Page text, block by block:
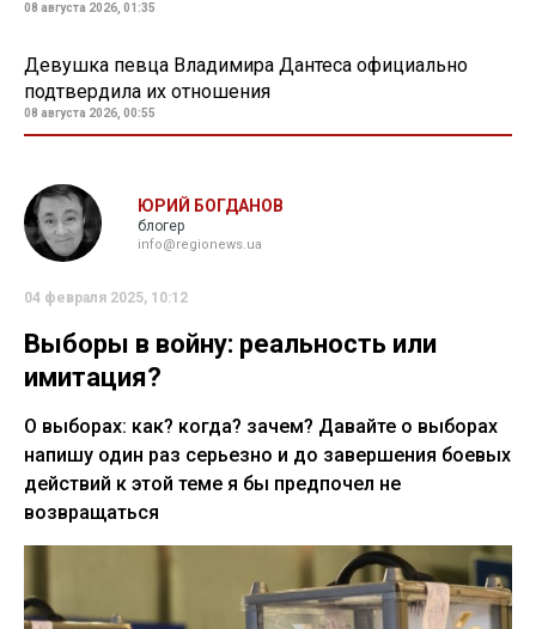
08 августа 2026, 01:35
Девушка певца Владимира Дантеса официально
подтвердила их отношения
08 августа 2026, 00:55
ЮРИЙ БОГДАНОВ
блогер
info@regionews.ua
04 февраля 2025, 10:12
Выборы в войну: реальность или
имитация?
О выборах: как? когда? зачем? Давайте о выборах
напишу один раз серьезно и до завершения боевых
действий к этой теме я бы предпочел не
возвращаться